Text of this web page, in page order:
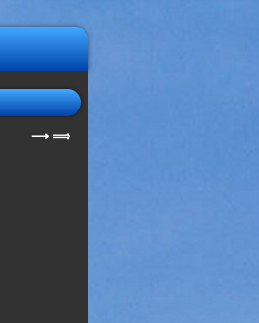
⟶ ⟹